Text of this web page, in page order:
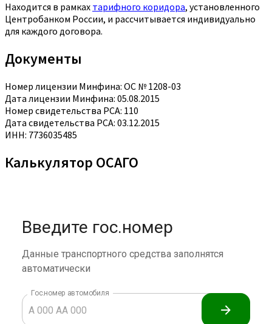
Находится в рамках тарифного коридора, установленного
Центробанком России, и рассчитывается индивидуально
для каждого договора.
Документы
Номер лицензии Минфина: ОС № 1208-03
Дата лицензии Минфина: 05.08.2015
Номер свидетельства РСА: 110
Дата свидетельства РСА: 03.12.2015
ИНН: 7736035485
Калькулятор ОСАГО